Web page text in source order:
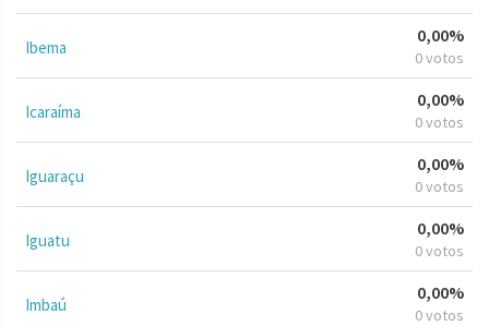
Ibema
0,00%
0 votos
Icaraíma
0,00%
0 votos
Iguaraçu
0,00%
0 votos
Iguatu
0,00%
0 votos
Imbaú
0,00%
0 votos